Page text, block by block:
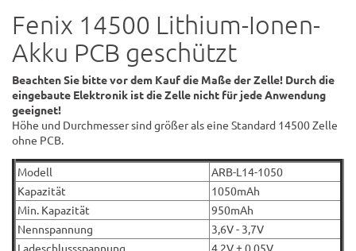
Fenix 14500 Lithium-Ionen-
Akku PCB geschützt
Beachten Sie bitte vor dem Kauf die Maße der Zelle! Durch die
eingebaute Elektronik ist die Zelle nicht für jede Anwendung
geeignet!
Höhe und Durchmesser sind größer als eine Standard 14500 Zelle
ohne PCB.
Modell
ARB-L14-1050
Kapazität
1050mAh
Min. Kapazität
950mAh
Nennspannung
3,6V - 3,7V
Ladeschlussspannung
4,2V ± 0,05V